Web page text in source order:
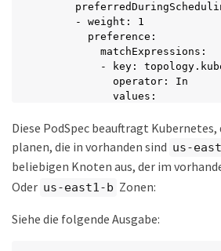
      - weight: 1
        preference:
          matchExpressions:
- key:
            operator: In
            values:
            - us-east1-b
  securityContext:
    runAsUser: 1000
    runAsGroup: 3000
    fsGroup: 2000
  - name: vol1
Diese PodSpec beauftragt Kubernetes,
planen, die in vorhanden sind us-
beliebigen Knoten aus, der im
Oder us-east1-b Zonen:
Siehe die folgende Ausgabe: